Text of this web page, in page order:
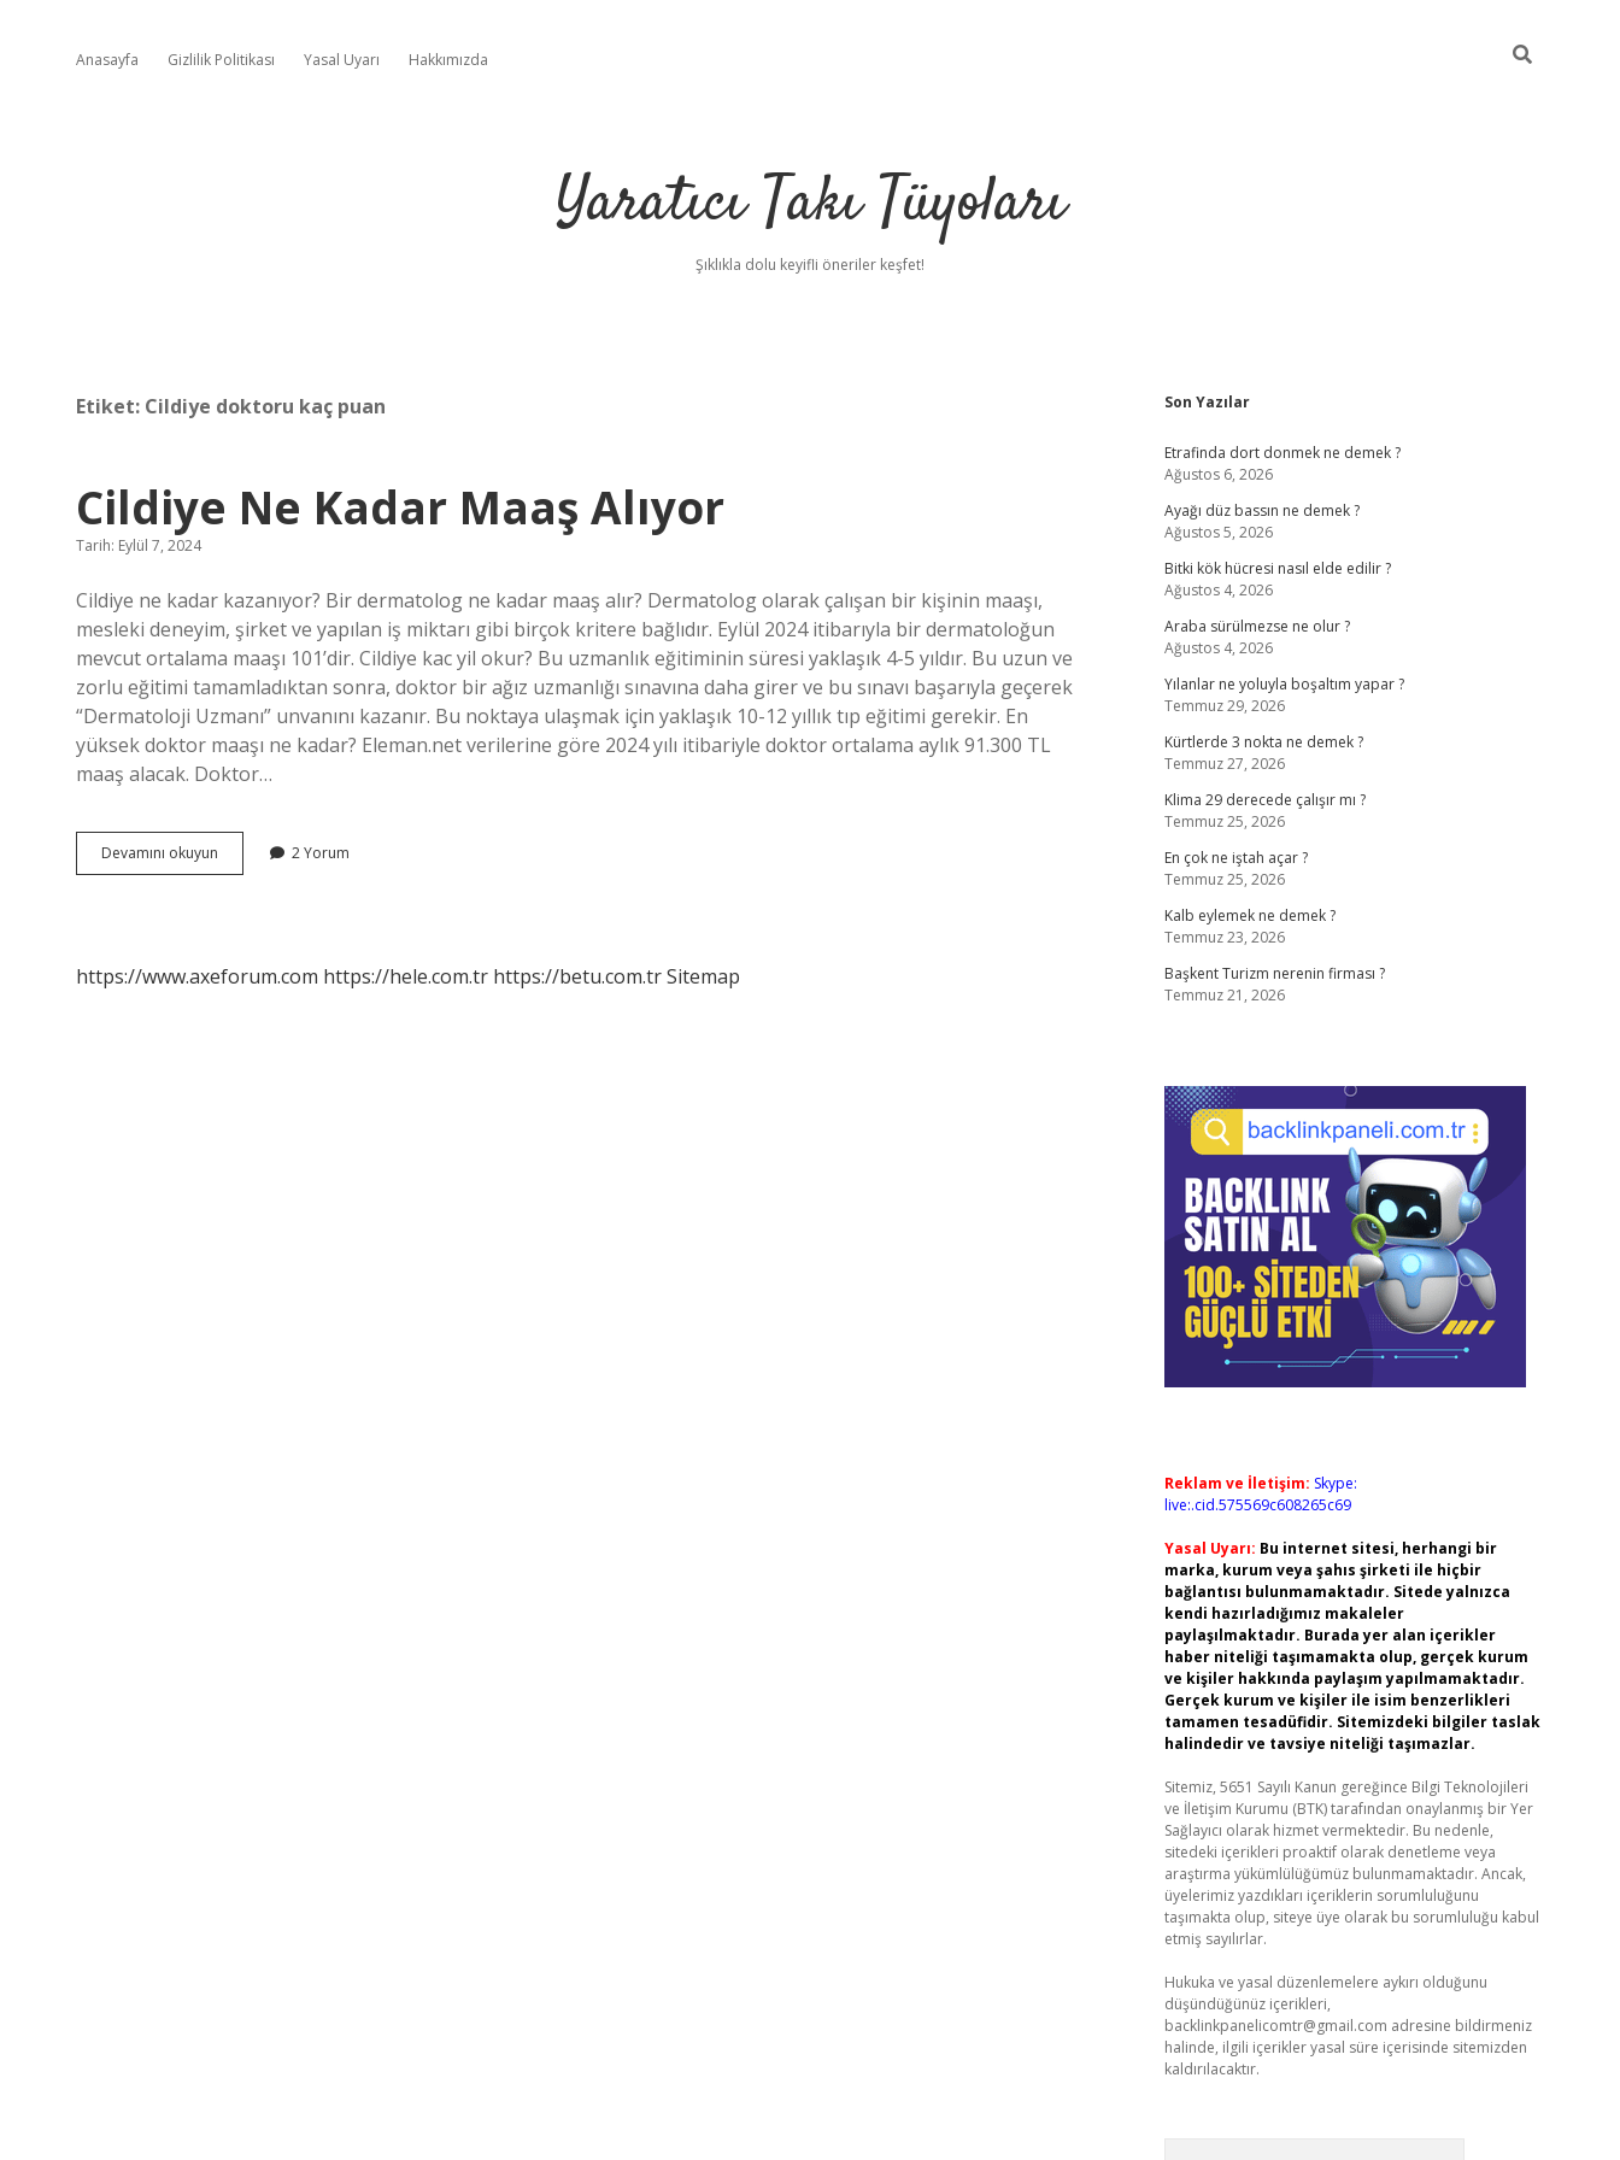
Anasayfa Gizlilik Politikası Yasal Uyarı Hakkımızda
Yaratıcı Takı Tüyoları
Şıklıkla dolu keyifli öneriler keşfet!
Etiket: Cildiye doktoru kaç puan
Cildiye Ne Kadar Maaş Alıyor
Tarih: Eylül 7, 2024
Cildiye ne kadar kazanıyor? Bir dermatolog ne kadar maaş alır? Dermatolog olarak çalışan bir kişinin maaşı,
mesleki deneyim, şirket ve yapılan iş miktarı gibi birçok kritere bağlıdır. Eylül 2024 itibarıyla bir dermatoloğun
mevcut ortalama maaşı 101’dir. Cildiye kac yil okur? Bu uzmanlık eğitiminin süresi yaklaşık 4-5 yıldır. Bu uzun ve
zorlu eğitimi tamamladıktan sonra, doktor bir ağız uzmanlığı sınavına daha girer ve bu sınavı başarıyla geçerek
“Dermatoloji Uzmanı” unvanını kazanır. Bu noktaya ulaşmak için yaklaşık 10-12 yıllık tıp eğitimi gerekir. En
yüksek doktor maaşı ne kadar? Eleman.net verilerine göre 2024 yılı itibariyle doktor ortalama aylık 91.300 TL
maaş alacak. Doktor…
Devamını okuyun
Ne
2 Yorum
https://www.axeforum.com https://hele.com.tr https://betu.com.trSitemap
Sidebar
Son Yazılar
Etrafinda dort donmek ne demek ?
Ağustos 6, 2026
Ayağı düz bassın ne demek ?
Ağustos 5, 2026
Bitki kök hücresi nasıl elde edilir ?
Ağustos 4, 2026
Araba sürülmezse ne olur ?
Ağustos 4, 2026
Yılanlar ne yoluyla boşaltım yapar ?
Temmuz 29, 2026
Kürtlerde 3 nokta ne demek ?
Temmuz 27, 2026
Klima 29 derecede çalışır mı ?
Temmuz 25, 2026
En çok ne iştah açar ?
Temmuz 25, 2026
Kalb eylemek ne demek ?
Temmuz 23, 2026
Başkent Turizm nerenin firması ?
Temmuz 21, 2026
Reklam ve İletişim: Skype:
live:.cid.575569c608265c69
Yasal Uyarı: Bu internet sitesi, herhangi bir
marka, kurum veya şahıs şirketi ile hiçbir
bağlantısı bulunmamaktadır. Sitede yalnızca
kendi hazırladığımız makaleler
paylaşılmaktadır. Burada yer alan içerikler
haber niteliği taşımamakta olup, gerçek kurum
ve kişiler hakkında paylaşım yapılmamaktadır.
Gerçek kurum ve kişiler ile isim benzerlikleri
tamamen tesadüfidir. Sitemizdeki bilgiler taslak
halindedir ve tavsiye niteliği taşımazlar.
Sitemiz, 5651 Sayılı Kanun gereğince Bilgi Teknolojileri
ve İletişim Kurumu (BTK) tarafından onaylanmış bir Yer
Sağlayıcı olarak hizmet vermektedir. Bu nedenle,
sitedeki içerikleri proaktif olarak denetleme veya
araştırma yükümlülüğümüz bulunmamaktadır. Ancak,
üyelerimiz yazdıkları içeriklerin sorumluluğunu
taşımakta olup, siteye üye olarak bu sorumluluğu kabul
etmiş sayılırlar.
Hukuka ve yasal düzenlemelere aykırı olduğunu
düşündüğünüz içerikleri,
backlinkpanelicomtr@gmail.com adresine bildirmeniz
halinde, ilgili içerikler yasal süre içerisinde sitemizden
kaldırılacaktır.